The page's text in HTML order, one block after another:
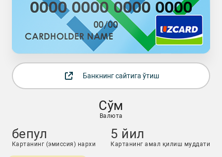
Банкнинг сайтига ўтиш
Сўм
Валюта
бепул
Картанинг (эмиссия) нархи
5 йил
Картанинг амал қилиш муддати